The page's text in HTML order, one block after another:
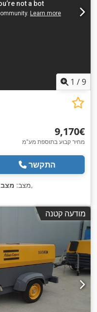
1 /9
‏9,170 ‏€
מחיר קבוע בתוספת מע"מ
התקשר
מצב:,
מודעה קטנה